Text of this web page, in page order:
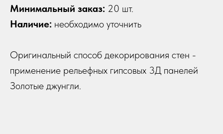
Минимальный заказ: 20 шт.
Наличие: необходимо уточнить
Оригинальный способ декорирования стен -
применение рельефных гипсовых 3Д панелей
Золотые джунгли.